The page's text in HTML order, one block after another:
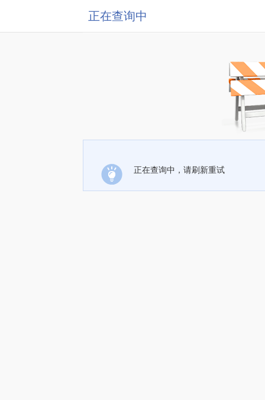
正在查询中
正在查询中，请刷新重试